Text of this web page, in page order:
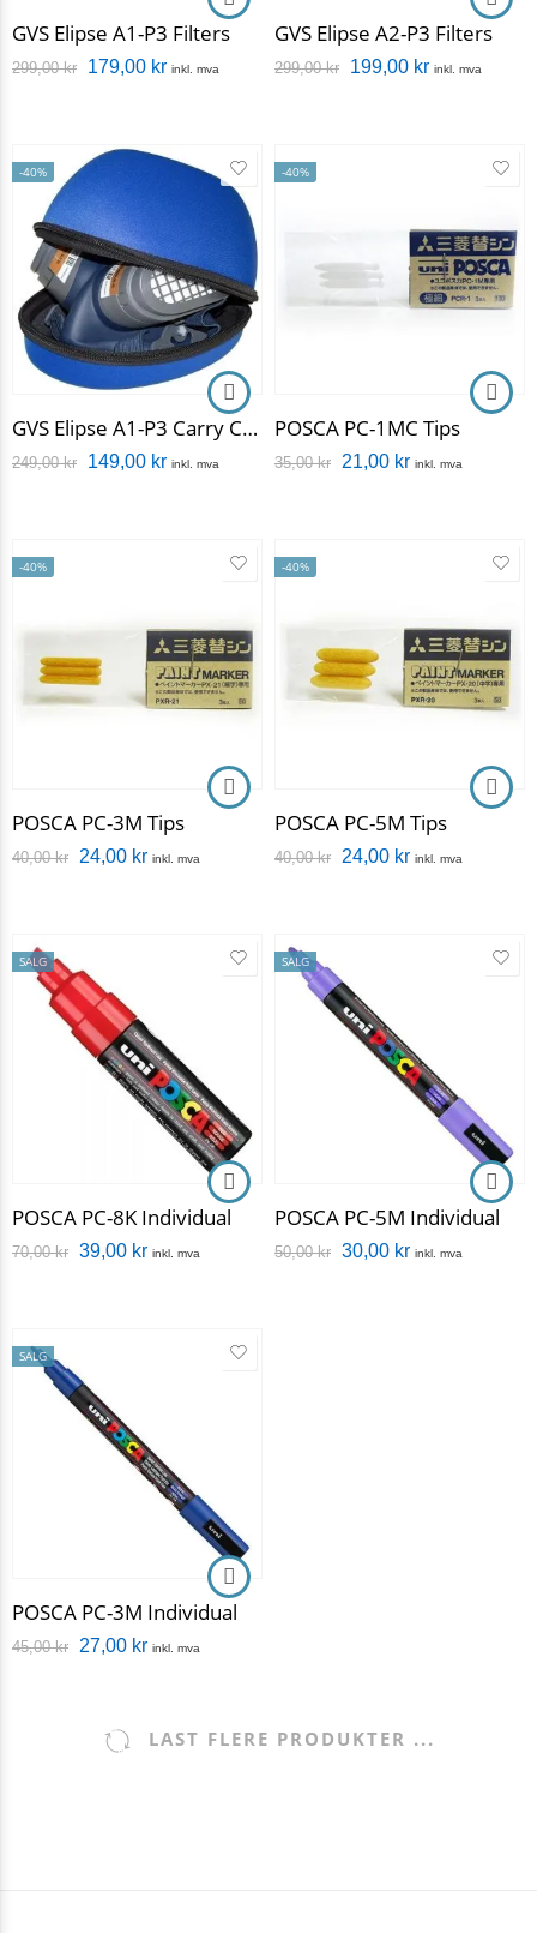
GVS Elipse A1-P3 Filters
299,00kr 179,00 kr inkl. mva
GVS Elipse A2-P3 Filters
299,00kr 199,00 kr inkl. mva
-40%
GVS Elipse A1-P3 Carry Case
249,00kr 149,00 kr inkl. mva
-40%
POSCA PC-1MC Tips
35,00kr 21,00 kr inkl. mva
-40%
POSCA PC-3M Tips
40,00kr 24,00 kr inkl. mva
-40%
POSCA PC-5M Tips
40,00kr 24,00 kr inkl. mva
SALG
POSCA PC-8K Individual
70,00kr 39,00 kr inkl. mva
SALG
POSCA PC-5M Individual
50,00kr 30,00 kr inkl. mva
SALG
POSCA PC-3M Individual
45,00kr 27,00 kr inkl. mva
LAST FLERE PRODUKTER ...